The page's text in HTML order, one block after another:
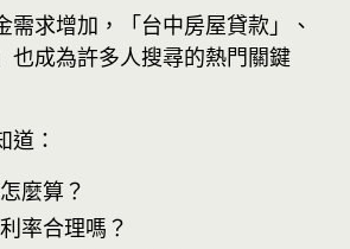
需求增加，「台中房屋貸款」、
也成為許多人搜尋的熱門關鍵
道：
麼算？
率合理嗎？